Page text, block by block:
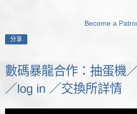
Become a
分享
數碼暴龍合作：抽蛋機
／log in ／交換所詳情